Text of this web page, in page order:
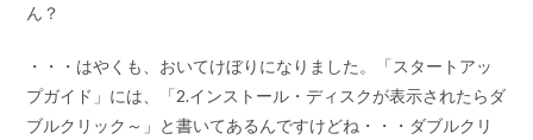
ん？
・・・はやくも、おいてけぼりになりました。「スタートアッ
プガイド」には、「2.インストール・ディスクが表示されたらダ
ブルクリック～」と書いてあるんですけどね・・・ダブルクリ